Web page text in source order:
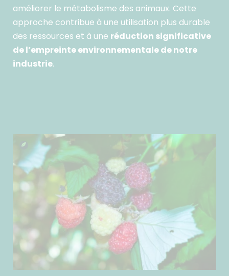
améliorer le métabolisme des animaux. Cette
approche contribue à une utilisation plus durable
des ressources et à une réduction significative
de l’empreinte environnementale de notre
industrie.